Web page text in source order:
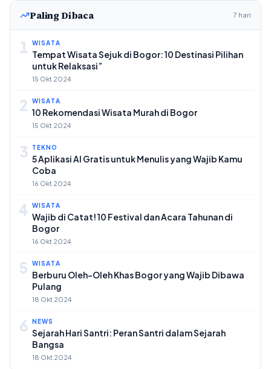
Paling Dibaca 7 hari
1 WISATA
Tempat Wisata Sejuk di Bogor: 10 Destinasi Pilihan
untuk Relaksasi”
15 Okt 2024
2 WISATA
10 Rekomendasi Wisata Murah di Bogor
15 Okt 2024
3 TEKNO
5 Aplikasi AI Gratis untuk Menulis yang Wajib Kamu
Coba
16 Okt 2024
4 WISATA
Wajib di Catat! 10 Festival dan Acara Tahunan di
Bogor
16 Okt 2024
5 WISATA
Berburu Oleh-Oleh Khas Bogor yang Wajib Dibawa
Pulang
18 Okt 2024
6 NEWS
Sejarah Hari Santri: Peran Santri dalam Sejarah
Bangsa
18 Okt 2024